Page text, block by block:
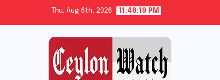
Thu. Aug 6th, 2026 11:48:19 PM